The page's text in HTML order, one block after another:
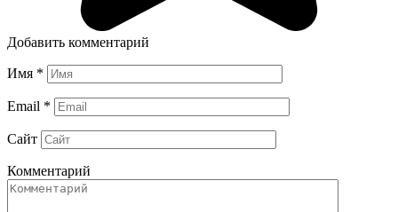
Добавить комментарий
Имя *
Email *
Сайт
Комментарий